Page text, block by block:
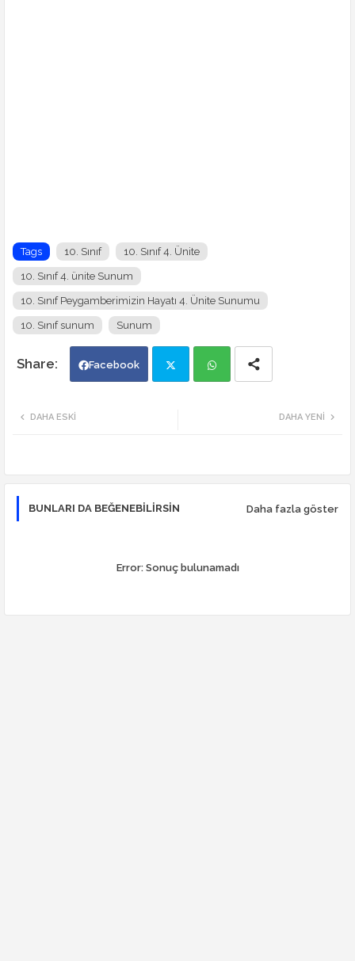
Tags 10. Sınıf 10. Sınıf 4. Ünite
10. Sınıf 4. ünite Sunum
10. Sınıf Peygamberimizin Hayatı 4. Ünite Sunumu
10. Sınıf sunum Sunum
Facebook
r app
DAHA YENI
DAHA ESKI
BUNLARI DA BEĞENEBILIRSIN Daha fazla göster
Error:Sonuç bulunamadı